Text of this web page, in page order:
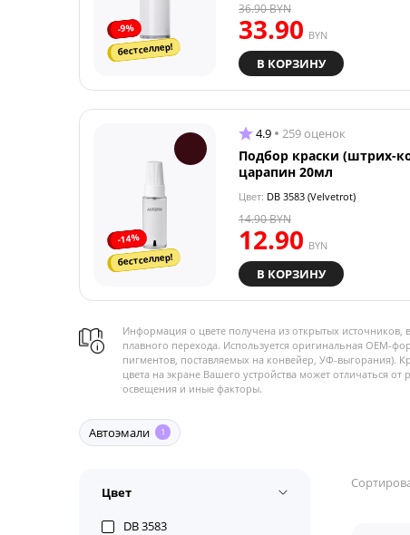
-9%
бестселлер!
33.90 BYN
36.90BYN
В КОРЗИНУ
-14%
бестселлер!
4.9 259 оценок
Подбор краски (штрих-
царапин 20мл
Цвет: DB 3583 (Velvetrot)
12.90 BYN
14.90BYN
В КОРЗИНУ
Информация о цвете получена из открытых источников,
плавного перехода. Используется оригинальная OEM-
пигментов, поставляемых на конвейер, УФ-выгорания).
цвета на экране Вашего устройства может отличаться
освещения и иные факторы.
Автоэмали 1
Цвет
DB 3583